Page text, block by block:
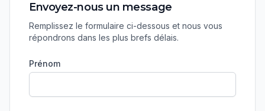
Envoyez-nous un message
Remplissez le formulaire ci-dessous et nous vous
répondrons dans les plus brefs délais.
Prénom